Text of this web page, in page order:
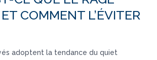
COMMENT L’ÉVITER
adoptent la tendance du quiet